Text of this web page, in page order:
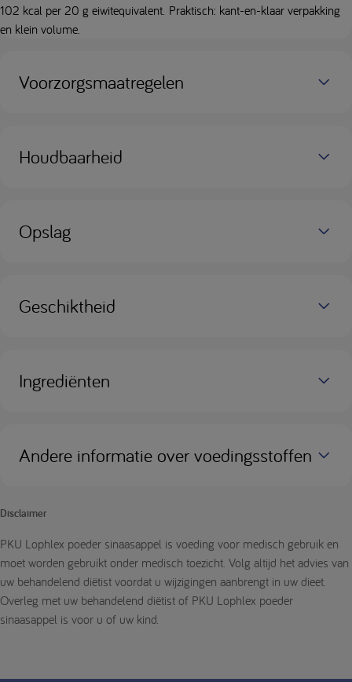
102 kcal per 20 g eiwitequivalent. Praktisch: kant-en-klaar verpakking
en klein volume.
Voorzorgsmaatregelen
Houdbaarheid
Opslag
Geschiktheid
Ingrediënten
Andere informatie over voedingsstoffen
Disclaimer
PKU Lophlex poeder sinaasappel is voeding voor medisch gebruik en
moet worden gebruikt onder medisch toezicht. Volg altijd het advies van
uw behandelend diëtist voordat u wijzigingen aanbrengt in uw dieet.
Overleg met uw behandelend diëtist of PKU Lophlex poeder
sinaasappel is voor u of uw kind.